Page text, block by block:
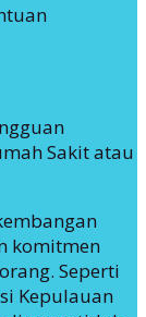
Sakit atau
komitmen
Seperti
Kepulauan